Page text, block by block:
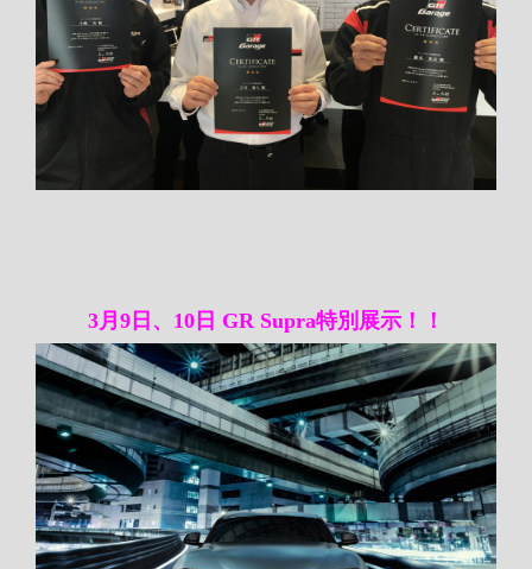
3月9日、10日 GR Supra特別展示！！